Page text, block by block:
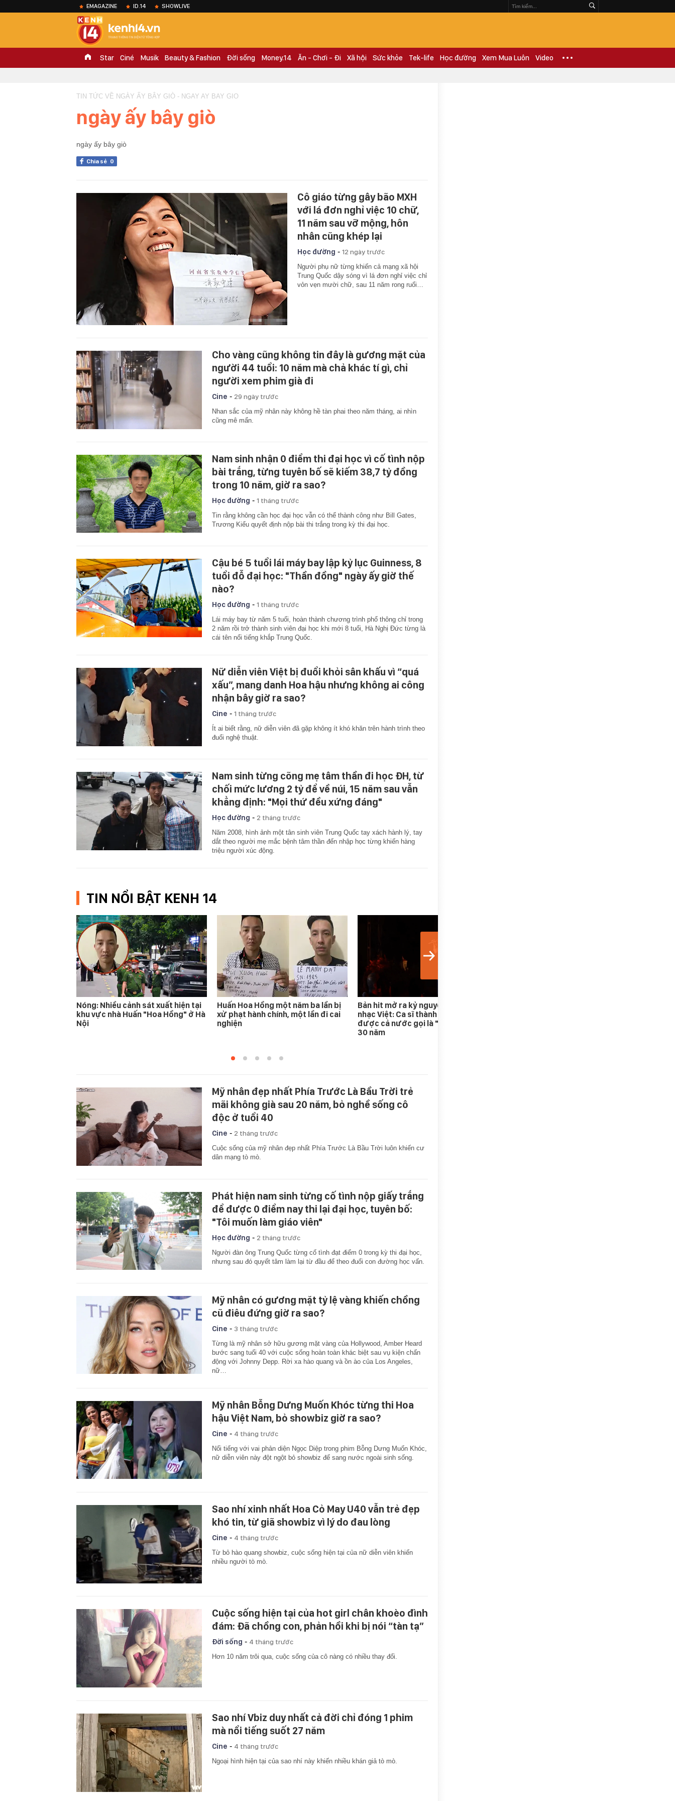
EMAGAZINE ID.14 SHOWLIVE
Star Ciné Musik Beauty & Fashion Đời sống Money.14 Ăn - Chơi - Đi Xã hội Sức khỏe Tek-life Học đường Xem Mua Luôn Video
TIN TỨC VỀ NGÀY ẤY BÂY GIÒ - NGAY AY BAY GIO
ngày ấy bây giò
ngày ấy bây giò
Chia sẻ 0
Cô giáo từng gây bão MXH
với lá đơn nghỉ việc 10 chữ,
11 năm sau vỡ mộng, hôn
nhân cũng khép lại
Học đường - 12 ngày trước
Người phụ nữ từng khiến cả mạng xã hội
Trung Quốc dậy sóng vì lá đơn nghỉ việc chỉ
vỏn vẹn mười chữ, sau 11 năm rong ruổi…
Cho vàng cũng không tin đây là gương mặt của
người 44 tuổi: 10 năm mà chả khác tí gì, chỉ
người xem phim già đi
Cine - 29 ngày trước
Nhan sắc của mỹ nhân này không hề tàn phai theo năm tháng, ai nhìn
cũng mê mẩn.
Nam sinh nhận 0 điểm thi đại học vì cố tình nộp
bài trắng, từng tuyên bố sẽ kiếm 38,7 tỷ đồng
trong 10 năm, giờ ra sao?
Học đường - 1 tháng trước
Tin rằng không cần học đại học vẫn có thể thành công như Bill Gates,
Trương Kiểu quyết định nộp bài thi trắng trong kỳ thi đại học.
Cậu bé 5 tuổi lái máy bay lập kỷ lục Guinness, 8
tuổi đỗ đại học: "Thần đồng" ngày ấy giờ thế
nào?
Học đường - 1 tháng trước
Lái máy bay từ năm 5 tuổi, hoàn thành chương trình phổ thông chỉ trong
2 năm rồi trở thành sinh viên đại học khi mới 8 tuổi, Hà Nghị Đức từng là
cái tên nổi tiếng khắp Trung Quốc.
Nữ diễn viên Việt bị đuổi khỏi sân khấu vì “quá
xấu”, mang danh Hoa hậu nhưng không ai công
nhận bây giờ ra sao?
Cine - 1 tháng trước
Ít ai biết rằng, nữ diễn viên đã gặp không ít khó khăn trên hành trình theo
đuổi nghệ thuật.
Nam sinh từng cõng mẹ tâm thần đi học ĐH, từ
chối mức lương 2 tỷ để về núi, 15 năm sau vẫn
khẳng định: "Mọi thứ đều xứng đáng"
Học đường - 2 tháng trước
Năm 2008, hình ảnh một tân sinh viên Trung Quốc tay xách hành lý, tay
dắt theo người mẹ mắc bệnh tâm thần đến nhập học từng khiến hàng
triệu người xúc động.
TIN NỔI BẬT KENH 14
Nóng: Nhiều cảnh sát xuất hiện tại
khu vực nhà Huấn "Hoa Hồng" ở Hà
Nội
Huấn Hoa Hồng một năm ba lần bị
xử phạt hành chính, một lần đi cai
nghiện
Bản hit mở ra kỷ nguyên mới của
nhạc Việt: Ca sĩ thành hiện tượng
được cả nước gọi là "Anh Hai" gần
30 năm
Mỹ nhân đẹp nhất Phía Trước Là Bầu Trời trẻ
mãi không già sau 20 năm, bỏ nghề sống cô
độc ở tuổi 40
Cine - 2 tháng trước
Cuộc sống của mỹ nhân đẹp nhất Phía Trước Là Bầu Trời luôn khiến cư
dân mạng tò mò.
Phát hiện nam sinh từng cố tình nộp giấy trắng
để được 0 điểm nay thi lại đại học, tuyên bố:
"Tôi muốn làm giáo viên"
Học đường - 2 tháng trước
Người đàn ông Trung Quốc từng cố tình đạt điểm 0 trong kỳ thi đại học,
nhưng sau đó quyết tâm làm lại từ đầu để theo đuổi con đường học vấn.
Mỹ nhân có gương mặt tỷ lệ vàng khiến chồng
cũ điêu đứng giờ ra sao?
Cine - 3 tháng trước
Từng là mỹ nhân sở hữu gương mặt vàng của Hollywood, Amber Heard
bước sang tuổi 40 với cuộc sống hoàn toàn khác biệt sau vụ kiện chấn
động với Johnny Depp. Rời xa hào quang và ồn ào của Los Angeles,
nữ…
Mỹ nhân Bỗng Dưng Muốn Khóc từng thi Hoa
hậu Việt Nam, bỏ showbiz giờ ra sao?
Cine - 4 tháng trước
Nổi tiếng với vai phản diện Ngọc Diệp trong phim Bỗng Dưng Muốn Khóc,
nữ diễn viên này đột ngột bỏ showbiz để sang nước ngoài sinh sống.
Sao nhí xinh nhất Hoa Cỏ May U40 vẫn trẻ đẹp
khó tin, từ giã showbiz vì lý do đau lòng
Cine - 4 tháng trước
Từ bỏ hào quang showbiz, cuộc sống hiện tại của nữ diễn viên khiến
nhiều người tò mò.
Cuộc sống hiện tại của hot girl chân khoèo đình
đám: Đã chồng con, phản hồi khi bị nói “tàn tạ”
Đời sống - 4 tháng trước
Hơn 10 năm trôi qua, cuộc sống của cô nàng có nhiều thay đổi.
Sao nhí Vbiz duy nhất cả đời chỉ đóng 1 phim
mà nổi tiếng suốt 27 năm
Cine - 4 tháng trước
Ngoại hình hiện tại của sao nhí này khiến nhiều khán giả tò mò.